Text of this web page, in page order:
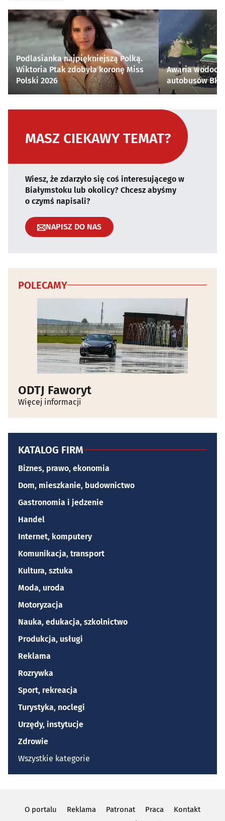
Podlasianka najpiękniejszą Polką.
Wiktoria Ptak zdobyła koronę Miss
Polski 2026
Awaria
autobusów
MASZ CIEKAWY TEMAT?
Wiesz, że zdarzyło się coś interesującego w
Białymstoku lub okolicy? Chcesz abyśmy
o czymś napisali?
NAPISZ DO NAS
POLECAMY
ODTJ Faworyt
Więcej informacji
KATALOG FIRM
Biznes, prawo, ekonomia
Dom, mieszkanie, budownictwo
Gastronomia i jedzenie
Handel
Internet, komputery
Komunikacja, transport
Kultura, sztuka
Moda, uroda
Motoryzacja
Nauka, edukacja, szkolnictwo
Produkcja, usługi
Reklama
Rozrywka
Sport, rekreacja
Turystyka, noclegi
Urzędy, instytucje
Zdrowie
Wszystkie kategorie
O portalu Reklama Patronat Praca
Kontakt